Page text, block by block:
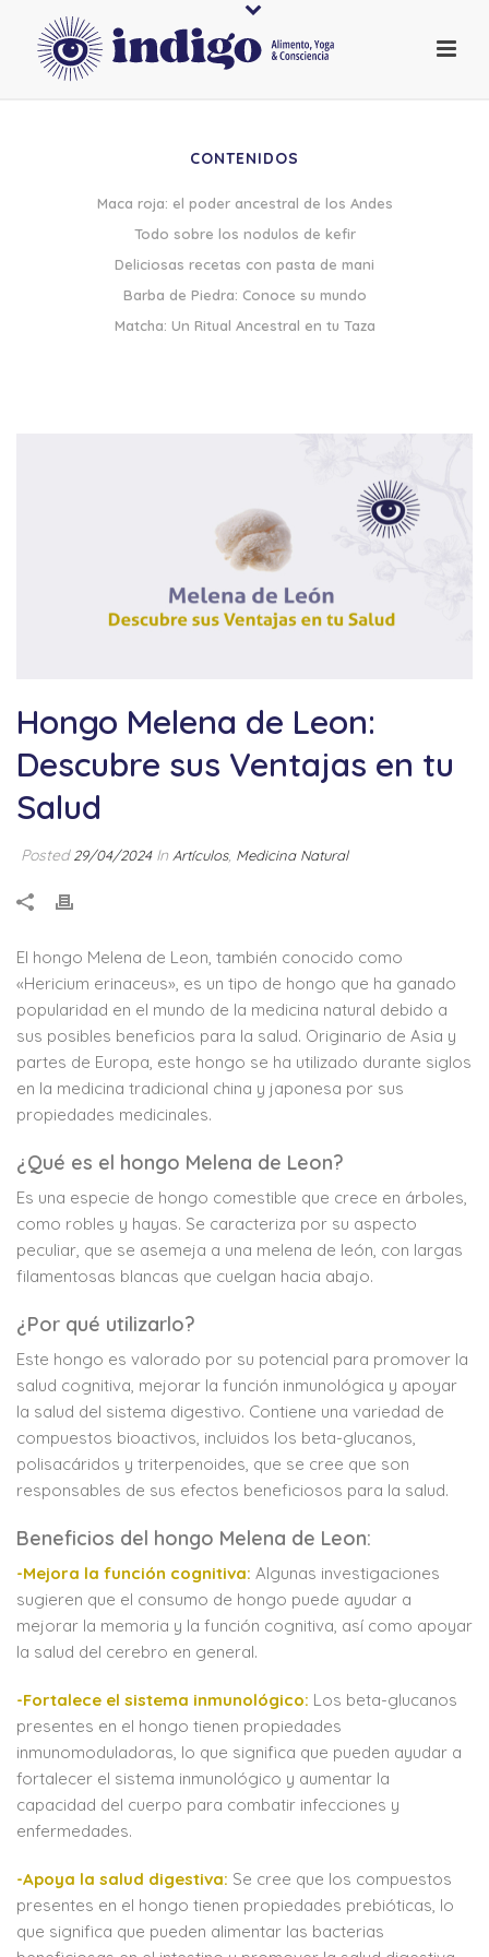
Hongo Melena de Leon:
Descubre sus Ventajas en tu
Salud
Posted 29/04/2024In Artículos, Medicina Natural
El hongo Melena de Leon, también conocido como
«Hericium erinaceus», es un tipo de hongo que ha ganado
popularidad en el mundo de la medicina natural debido a
sus posibles beneficios para la salud. Originario de Asia y
partes de Europa, este hongo se ha utilizado durante siglos
en la medicina tradicional china y japonesa por sus
propiedades medicinales.
¿Qué es el hongo Melena de Leon?
Es una especie de hongo comestible que crece en árboles,
como robles y hayas. Se caracteriza por su aspecto
peculiar, que se asemeja a una melena de león, con largas
filamentosas blancas que cuelgan hacia abajo.
¿Por qué utilizarlo?
Este hongo es valorado por su potencial para promover la
salud cognitiva, mejorar la función inmunológica y apoyar
la salud del sistema digestivo. Contiene una variedad de
compuestos bioactivos, incluidos los beta-glucanos,
polisacáridos y triterpenoides, que se cree que son
responsables de sus efectos beneficiosos para la salud.
Beneficios del hongo Melena de Leon:
-Mejora la función cognitiva: Algunas investigaciones
sugieren que el consumo de hongo puede ayudar a
mejorar la memoria y la función cognitiva, así como apoyar
la salud del cerebro en general.
-Fortalece el sistema inmunológico: Los beta-glucanos
presentes en el hongo tienen propiedades
inmunomoduladoras, lo que significa que pueden ayudar a
fortalecer el sistema inmunológico y aumentar la
capacidad del cuerpo para combatir infecciones y
enfermedades.
-Apoya la salud digestiva: Se cree que los compuestos
presentes en el hongo tienen propiedades prebióticas, lo
que significa que pueden alimentar las bacterias
CONTENIDOS
Maca roja: el poder ancestral de los Andes
Todo sobre los nodulos de kefir
Deliciosas recetas con pasta de mani
Barba de Piedra: Conoce su mundo
Matcha: Un Ritual Ancestral en tu Taza